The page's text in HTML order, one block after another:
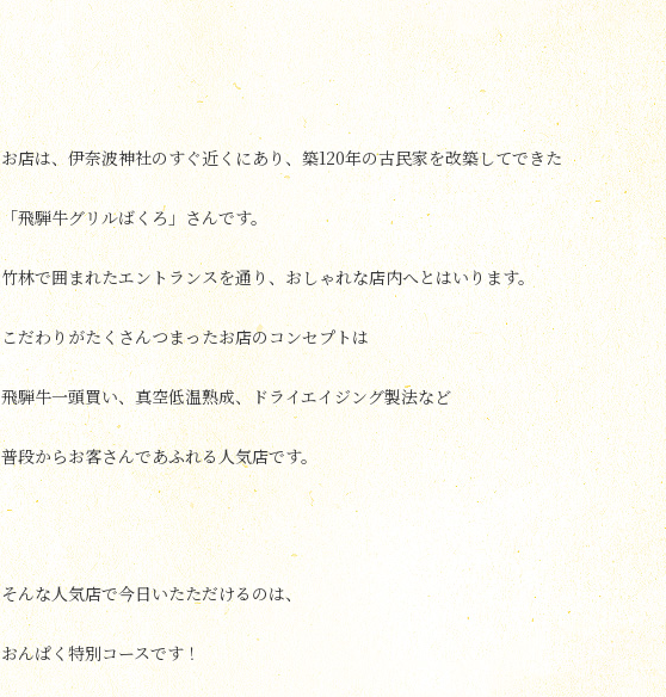
お店は、伊奈波神社のすぐ近くにあり、築120年の古民家を改築してできた
「飛騨牛グリルばくろ」さんです。
竹林で囲まれたエントランスを通り、おしゃれな店内へとはいります。
こだわりがたくさんつまったお店のコンセプトは
飛騨牛一頭買い、真空低温熟成、ドライエイジング製法など
普段からお客さんであふれる人気店です。
そんな人気店で今日いたただけるのは、
おんぱく特別コースです！